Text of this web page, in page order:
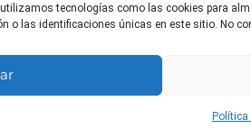
tecnologías como las cookies para
o las identificaciones únicas en este sitio. No
Política
de sol directo
óptimo.
Riego